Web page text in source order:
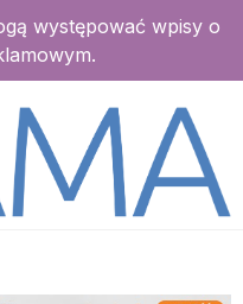
występować wpisy o